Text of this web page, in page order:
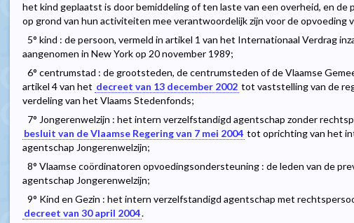
het kind geplaatst is door bemiddeling of ten laste van een overheid, en de
op grond van hun activiteiten mee verantwoordelijk zijn voor de opvoeding
5° kind : de persoon, vermeld in artikel 1 van het Internationaal Verdrag
aangenomen in New York op 20 november 1989;
6° centrumstad : de grootsteden, de centrumsteden of de Vlaamse
artikel 4 van het decreet van 13 december 2002 tot vaststelling van de
verdeling van het Vlaams Stedenfonds;
7° Jongerenwelzijn : het intern verzelfstandigd agentschap zonder
besluit van de Vlaamse Regering van 7 mei 2004 tot oprichting van het
agentschap Jongerenwelzijn;
8° Vlaamse coördinatoren opvoedingsondersteuning : de leden van de
agentschap Jongerenwelzijn;
9° Kind en Gezin : het intern verzelfstandigd agentschap met
decreet van 30 april 2004.